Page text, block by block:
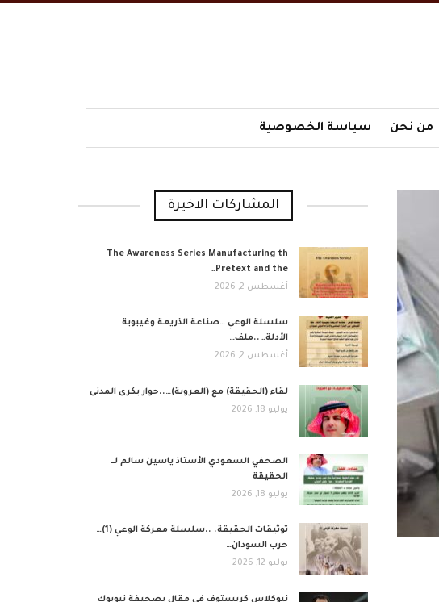
من نحن سياسة الخصوصية
المشاركات الاخيرة
The Awareness Series Manufacturing th
Pretext and the…
أغسطس 2, 2026
​سلسلة الوعي …صناعة الذريعة وغيبوبة
الأدلة…..ملف…
أغسطس 2, 2026
لقاء (الحقيقة) مع (العروبة)…..حوار بكرى المدنى
يوليو 18, 2026
الصحفي السعودي الأستاذ ياسين سالم لــ
الحقيقة
يوليو 18, 2026
توثيقات الحقيقة. ..سلسلة معركة الوعي (1)…
حرب السودان…
يوليو 12, 2026
نيوكلاس كريستوف في مقال بصحيفة نيويوك